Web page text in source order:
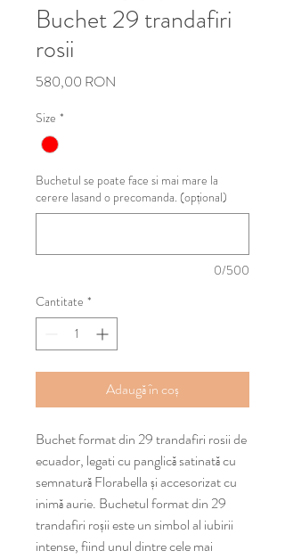
Buchet 29 trandafiri
rosii
580,00 RON
Size *
Buchetul se poate face si mai mare la
cerere lasand o precomanda. (opțional)
0/500
Cantitate *
Adaugă în coș
Buchet format din 29 trandafiri rosii de
ecuador, legati cu panglică satinată cu
semnatură Florabella și accesorizat cu
inimă aurie. Buchetul format din 29
trandafiri roșii este un simbol al iubirii
intense, fiind unul dintre cele mai